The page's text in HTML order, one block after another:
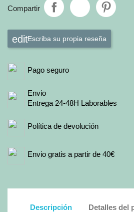
Compartir
Escriba su propia reseña
Pago seguro
Envio
Entrega 24-48H Laborables
Política de devolución
Envio gratis a partir de 40€
Descripción Detalles del